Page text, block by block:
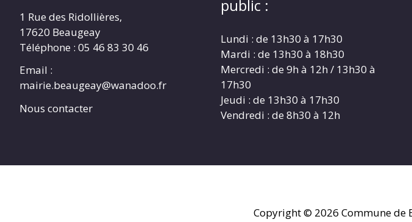
1 Rue des Ridollières,
17620 Beaugeay
Téléphone : 05 46 83 30 46
Email :
mairie.beaugeay@wanadoo.fr
Nous contacter
public :
Lundi : de 13h30 à 17h30
Mardi : de 13h30 à 18h30
Mercredi : de 9h à 12h / 13h30 à
17h30
Jeudi : de 13h30 à 17h30
Vendredi : de 8h30 à 12h
Copyright © 2026 Commune de